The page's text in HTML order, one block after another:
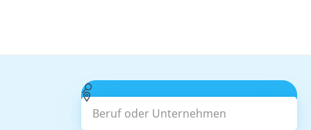
Beruf oder Unternehmen
Suchen